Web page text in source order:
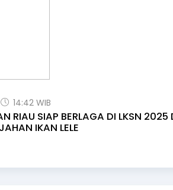
14:42 WIB
RIAU SIAP BERLAGA DI LKSN 2025
IKAN LELE